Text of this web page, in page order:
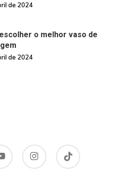
de 2024
o melhor vaso de
de 2024
instagram tiktok